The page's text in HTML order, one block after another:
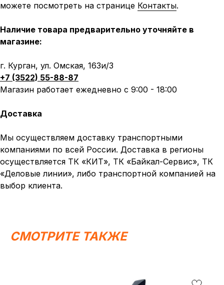
можете посмотреть на странице Контакты.
Наличие товара предварительно уточняйте в
магазине:
г. Курган, ул. Омская, 163и/3
+7 (3522) 55-88-87
Магазин работает ежедневно с 9:00 - 18:00
Доставка
Мы осуществляем доставку транспортными
компаниями по всей России. Доставка в регионы
осуществляется ТК «КИТ», ТК «Байкал-Сервис», ТК
«Деловые линии», либо транспортной компанией на
выбор клиента.
СМОТРИТЕ ТАКЖЕ
Написать в Telegram